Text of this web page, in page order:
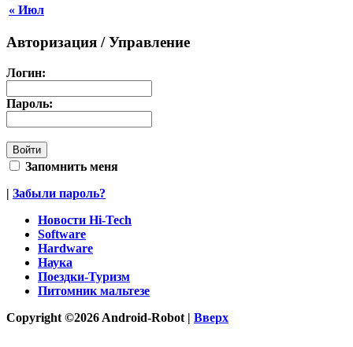
« Июл
Авторизация / Управление
Логин:
Пароль:
Запомнить меня
| Забыли пароль?
Новости Hi-Tech
Software
Hardware
Наука
Поездки-Туризм
Питомник мальтезе
Copyright ©2026 Android-Robot | Вверх